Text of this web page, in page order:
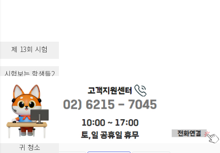
제 13회 시험
시험보는 학생들2
시험보는 학생들3
실습 교육
귀 청소